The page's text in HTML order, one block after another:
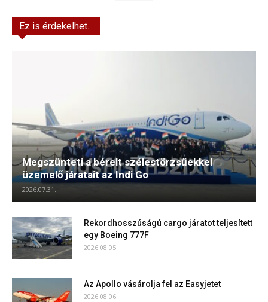
Ez is érdekelhet...
Megszünteti a bérelt szélestörzsűekkel
üzemelő járatait az Indi Go
2026.07.31.
Rekordhosszúságú cargo járatot teljesített
egy Boeing 777F
2026.08.05.
Az Apollo vásárolja fel az Easyjetet
2026.08.06.